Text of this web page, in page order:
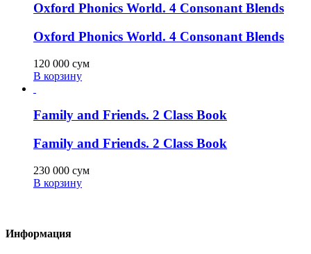
Oxford Phonics World. 4 Consonant Blends
Oxford Phonics World. 4 Consonant Blends
120 000 сум
В корзину
Family and Friends. 2 Class Book
Family and Friends. 2 Class Book
230 000 сум
В корзину
Информация